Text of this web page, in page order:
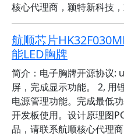
核心代理商，颖特新科技
航顺芯片
能LED胸牌
简介：电子胸牌开源协议:
屏，完成显示功能。 2, 用
电源管理功能。完成最低
开发板使用。设计原理图
品，请联系航顺核心代理